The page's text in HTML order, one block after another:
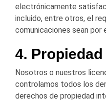
electrónicamente
incluido, entre otros, el
comunicaciones sean por
4.
Nosotros o nuestros
controlamos todos los
derechos de propiedad